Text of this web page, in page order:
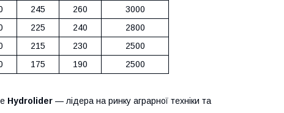
245 260
3000
225 240
2800
215 230
2500
175 190 2500
Hydrolider — лідера на ринку аграрної техніки та